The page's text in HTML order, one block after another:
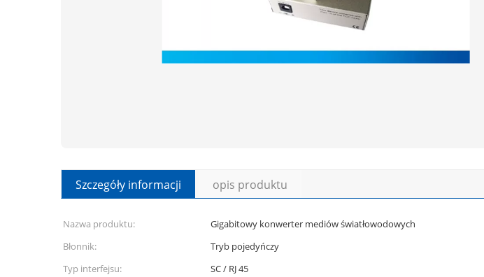
Szczegóły informacji opis produktu
Nazwa produktu: Gigabitowy konwerter mediów światłowodowych
Błonnik:
Tryb pojedyńczy
Typ interfejsu:
SC / RJ 45